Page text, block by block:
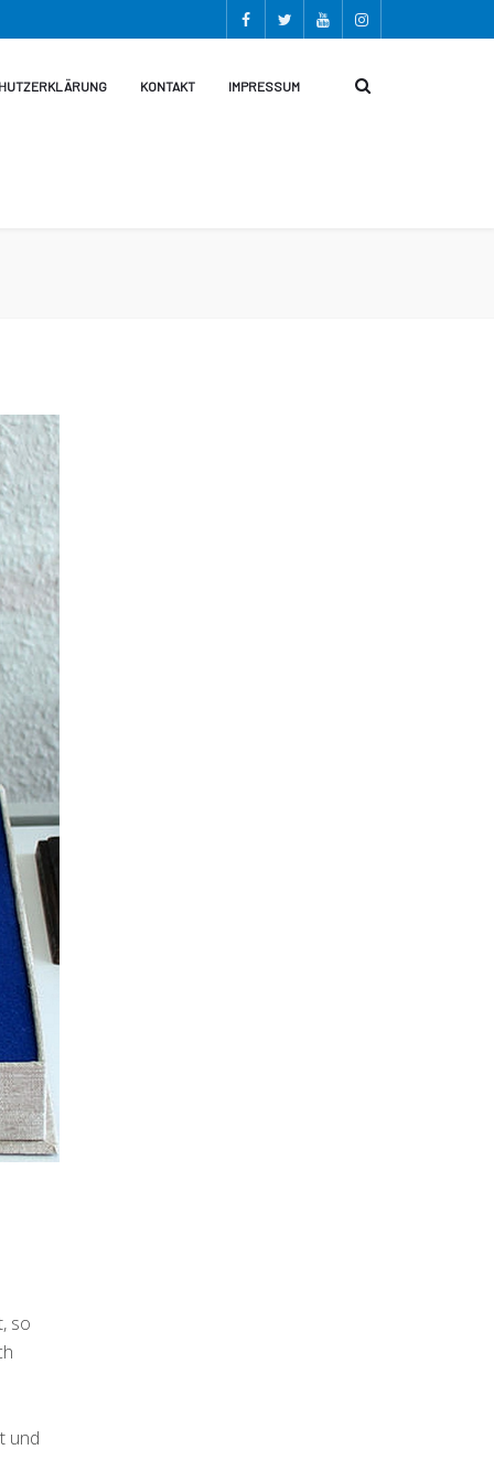
KONTAKT IMPRESSUM
so
und